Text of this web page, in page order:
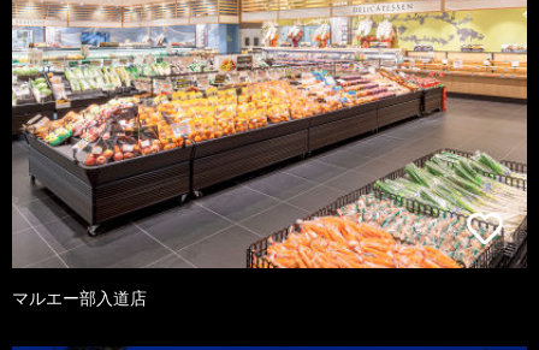
マルエー部入道店